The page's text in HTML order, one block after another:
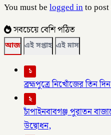
You must belogged into
সবচেয়ে বেশি পঠিত
আজ এই সপ্তাহ এই মাস
১
ব্রহ্মপুত্রে নিখোঁজের তিন
২
চাঁপাইনবাবগঞ্জ পুরাতন
উদ্বোধন,